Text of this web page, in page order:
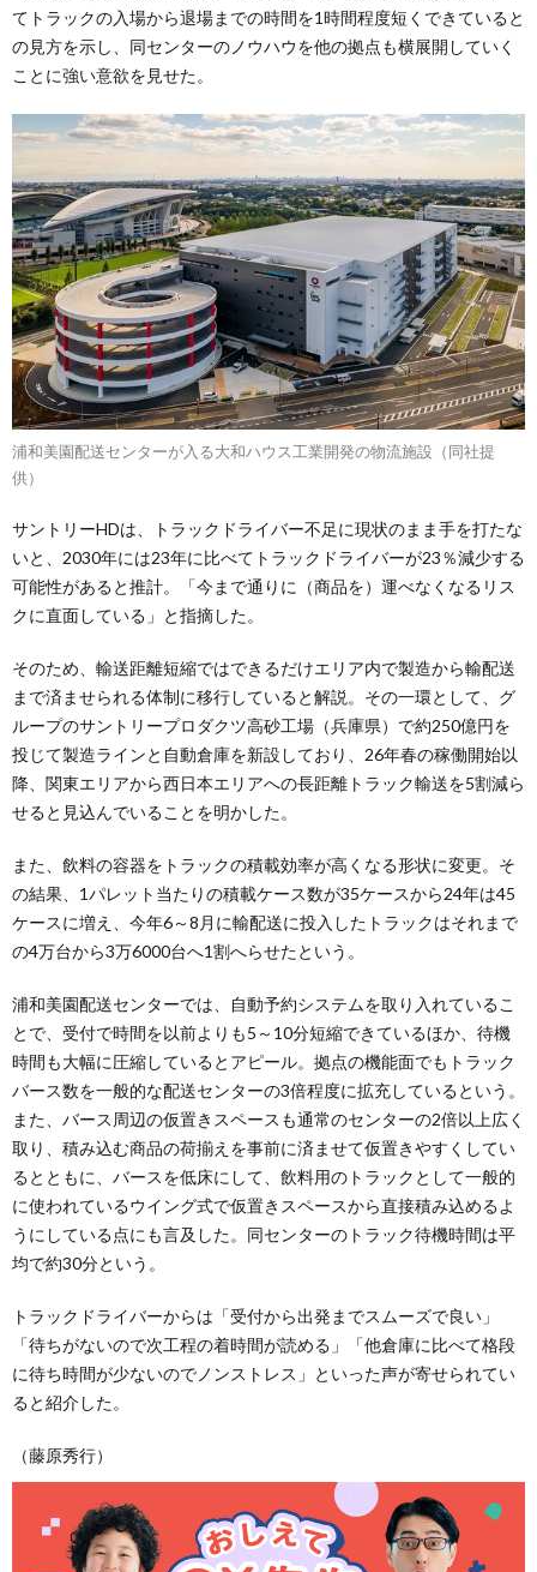
てトラックの入場から退場までの時間を1時間程度短くできていると
の見方を示し、同センターのノウハウを他の拠点も横展開していく
ことに強い意欲を見せた。
浦和美園配送センターが入る大和ハウス工業開発の物流施設（同社提
供）
サントリーHDは、トラックドライバー不足に現状のまま手を打たな
いと、2030年には23年に比べてトラックドライバーが23％減少する
可能性があると推計。「今まで通りに（商品を）運べなくなるリス
クに直面している」と指摘した。
そのため、輸送距離短縮ではできるだけエリア内で製造から輸配送
まで済ませられる体制に移行していると解説。その一環として、グ
ループのサントリープロダクツ高砂工場（兵庫県）で約250億円を
投じて製造ラインと自動倉庫を新設しており、26年春の稼働開始以
降、関東エリアから西日本エリアへの長距離トラック輸送を5割減ら
せると見込んでいることを明かした。
また、飲料の容器をトラックの積載効率が高くなる形状に変更。そ
の結果、1パレット当たりの積載ケース数が35ケースから24年は45
ケースに増え、今年6～8月に輸配送に投入したトラックはそれまで
の4万台から3万6000台へ1割へらせたという。
浦和美園配送センターでは、自動予約システムを取り入れているこ
とで、受付で時間を以前よりも5～10分短縮できているほか、待機
時間も大幅に圧縮しているとアピール。拠点の機能面でもトラック
バース数を一般的な配送センターの3倍程度に拡充しているという。
また、バース周辺の仮置きスペースも通常のセンターの2倍以上広く
取り、積み込む商品の荷揃えを事前に済ませて仮置きやすくしてい
るとともに、バースを低床にして、飲料用のトラックとして一般的
に使われているウイング式で仮置きスペースから直接積み込めるよ
うにしている点にも言及した。同センターのトラック待機時間は平
均で約30分という。
トラックドライバーからは「受付から出発までスムーズで良い」
「待ちがないので次工程の着時間が読める」「他倉庫に比べて格段
に待ち時間が少ないのでノンストレス」といった声が寄せられてい
ると紹介した。
（藤原秀行）